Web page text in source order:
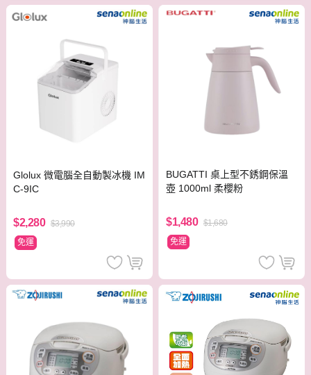
Glolux 微電腦全自動製冰機 IM
C-9IC
$2,280 $3,990
免運
BUGATTI 桌上型不銹鋼保溫
壺 1000ml 柔櫻粉
$1,480 $1,680
免運